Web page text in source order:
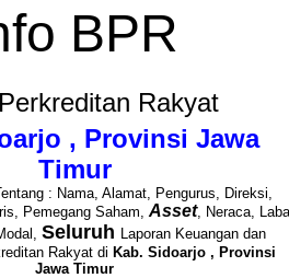
BPR
Rakyat
, Provinsi Jawa
Timur
: Nama, Alamat, Pengurus, Direksi,
Pemegang Saham,Asset, Neraca, Laba
Seluruh Laporan Keuangan dan
Rakyat di Kab. Sidoarjo , Provinsi
Jawa Timur